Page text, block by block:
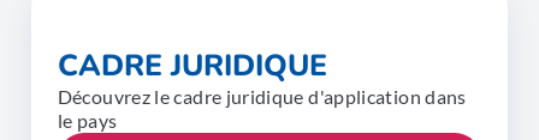
CADRE JURIDIQUE
Découvrez le cadre juridique d'application dans
le pays